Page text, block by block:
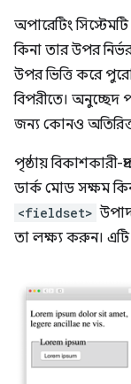
অপারেটিং
কিনা তার উপর
উপর ভিত্তি করে
বিপরীতে। অনুচ্ছেদ
জন্য কোনও
পৃষ্ঠায় বিকাশকারী-
ডার্ক মোড সক্ষম
<fieldset>
তা লক্ষ্য করুন।